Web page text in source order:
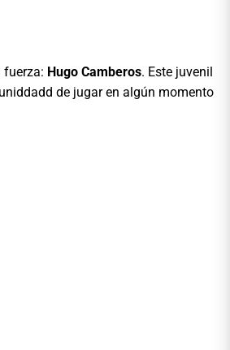
fuerza: Hugo Camberos. Este juvenil
de jugar en algún momento